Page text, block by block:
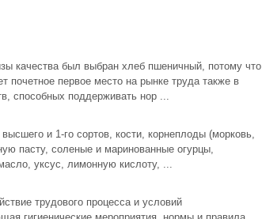
качества был выбран хлеб пшеничный, потому что
почетное первое место на рынке труда также в
способных поддерживать нор ...
и 1-го сортов, кости, корнеплоды (морковь,
пасту, соленые и маринованные огурцы,
уксус, лимонную кислоту, ...
трудового процесса и условий